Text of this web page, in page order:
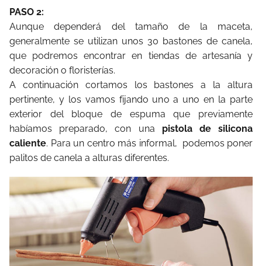
PASO 2:
Aunque dependerá del tamaño de la maceta,
generalmente se utilizan unos 30 bastones de canela,
que podremos encontrar en tiendas de artesanía y
decoración o floristerías.
A continuación cortamos los bastones a la altura
pertinente, y los vamos fijando uno a uno en la parte
exterior del bloque de espuma que previamente
habíamos preparado, con una pistola de silicona
caliente. Para un centro más informal, podemos poner
palitos de canela a alturas diferentes.